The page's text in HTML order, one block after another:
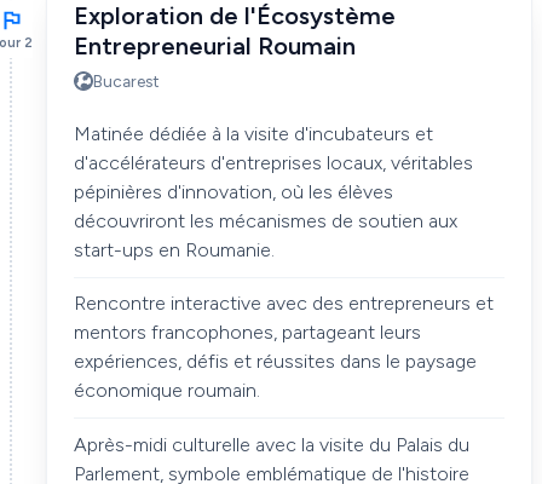
2
Exploration de l'Écosystème
Entrepreneurial Roumain
Bucarest
Matinée dédiée à la visite d'incubateurs et
d'accélérateurs d'entreprises locaux, véritables
pépinières d'innovation, où les élèves
découvriront les mécanismes de soutien aux
start-ups en Roumanie.
Rencontre interactive avec des entrepreneurs et
mentors francophones, partageant leurs
expériences, défis et réussites dans le paysage
économique roumain.
Après-midi culturelle avec la visite du Palais du
Parlement, symbole emblématique de l'histoire